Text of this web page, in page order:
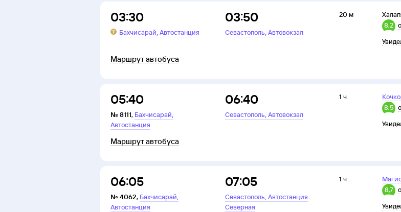
03:30
Бахчисарай,Автостанция
03:50
Севастополь,Автовокзал
20 м
8,2
Маршрут автобуса
05:40
№ 8111, Бахчисарай,
Автостанция
06:40
Севастополь,Автовокзал
1 ч
8,5
Маршрут автобуса
06:05
№ 4062, Бахчисарай,
Автостанция
07:05
Севастополь,Автостанция
Северная
1 ч
8,7